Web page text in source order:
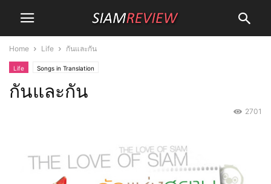
Home Life กันและกัน
Life Songs in Translation
กันและกัน
2701